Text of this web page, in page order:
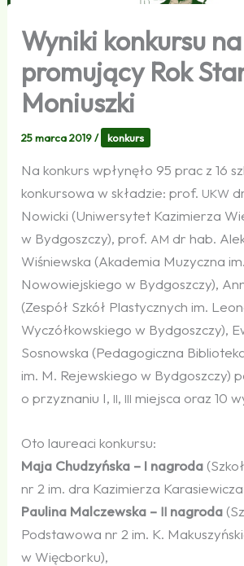
Wyniki konkursu
promujący Rok
Moniuszki
25 marca 2019/ konkurs
Na konkurs wpłynęło 95 prac z 16
konkursowa w składzie: prof. UKW
Nowicki (Uniwersytet Kazimierza
w Bydgoszczy), prof. AM dr hab.
Wiśniewska (Akademia Muzyczna
Nowowiejskiego w Bydgoszczy),
(Zespół Szkół Plastycznych im.
Wyczółkowskiego w Bydgoszczy),
Sosnowska (Pedagogiczna
im. M. Rejewskiego w Bydgoszczy)
o przyznaniu I, II, III miejsca oraz 10
Oto laureaci konkursu:
Maja Chudzyńska – I nagroda
nr 2 im. dra Kazimierza
Paulina Malczewska – II nagroda
Podstawowa nr 2 im. K.
w Więcborku),